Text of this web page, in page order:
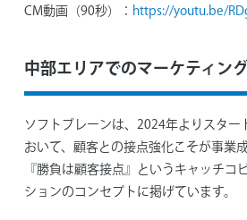
CM動画（90秒）： https://youtu.be/
中部エリアでのマーケティン
ソフトブレーンは、2024年よりスター
おいて、顧客との接点強化こそが事業
『勝負は顧客接点』というキャッチコ
ションのコンセプトに掲げています。